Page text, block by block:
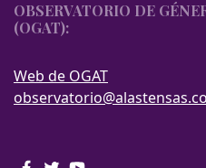
OBSERVATORIO DE
(OGAT):
Web de OGAT